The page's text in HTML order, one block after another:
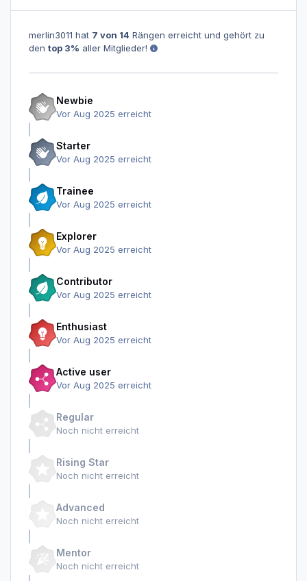
merlin3011 hat 7 von 14 Rängen erreicht und gehört zu
den top 3% aller Mitglieder!
Newbie
Vor Aug 2025 erreicht
Starter
Vor Aug 2025 erreicht
Trainee
Vor Aug 2025 erreicht
Explorer
Vor Aug 2025 erreicht
Contributor
Vor Aug 2025 erreicht
Enthusiast
Vor Aug 2025 erreicht
Active user
Vor Aug 2025 erreicht
Regular
Noch nicht erreicht
Rising Star
Noch nicht erreicht
Advanced
Noch nicht erreicht
Mentor
Noch nicht erreicht